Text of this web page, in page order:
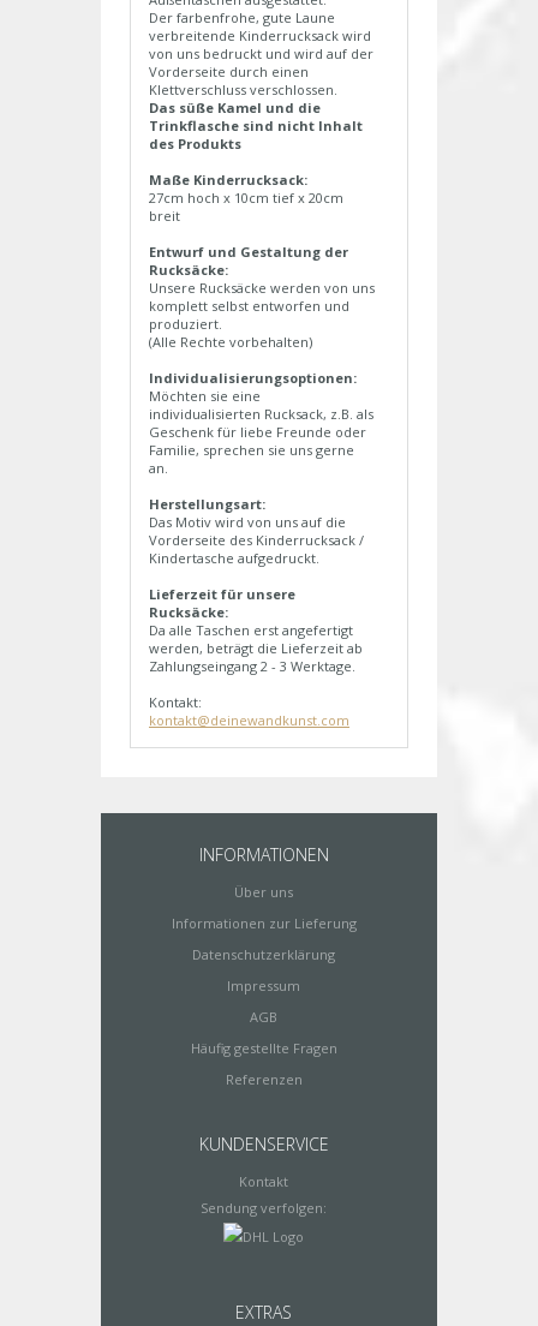
Der farbenfrohe, gute Laune
verbreitende Kinderrucksack wird
von uns bedruckt und wird auf der
Vorderseite durch einen
Klettverschluss verschlossen.
Das süße Kamel und die
Trinkflasche sind nicht Inhalt
des Produkts
Maße Kinderrucksack:
27cm hoch x 10cm tief x 20cm
breit
Entwurf und Gestaltung der
Rucksäcke:
Unsere Rucksäcke werden von uns
komplett selbst entworfen und
produziert.
(Alle Rechte vorbehalten)
Individualisierungsoptionen:
Möchten sie eine
individualisierten Rucksack, z.B. als
Geschenk für liebe Freunde oder
Familie, sprechen sie uns gerne
an.
Herstellungsart:
Das Motiv wird von uns auf die
Vorderseite des Kinderrucksack /
Kindertasche aufgedruckt.
Lieferzeit für unsere
Rucksäcke:
Da alle Taschen erst angefertigt
werden, beträgt die Lieferzeit ab
Zahlungseingang 2 - 3 Werktage.
Kontakt:
kontakt@deinewandkunst.com
INFORMATIONEN
Über uns
Informationen zur Lieferung
Datenschutzerklärung
Impressum
AGB
Häufig gestellte Fragen
Referenzen
KUNDENSERVICE
Kontakt
Sendung verfolgen:
EXTRAS